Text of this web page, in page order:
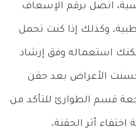
اتصل برقم الإسعاف
وكذلك إذا كنت تحمل
استعماله وفق إرشاد
الأعراض بعد حقن
قسم الطوارئ للتأكد من
أثر الحقنة.